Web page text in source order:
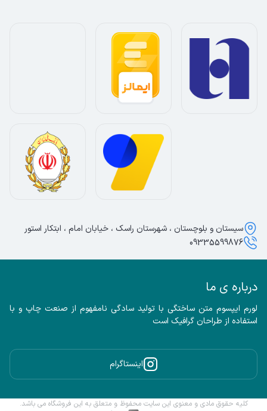
درباره ی ما
استفاده از طراحان گرافیک است
اینستاگرام
سیستان و بلوچستان ، شهرستان راسک ، خیابان امام ، ابتکار استور
09335599876
کلیه حقوق مادی و معنوی این سایت محفوظ و متعلق به این فروشگاه می باشد.